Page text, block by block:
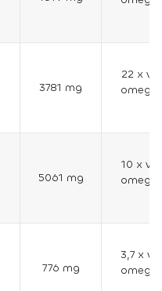
3781 mg
22 x
omega
5061 mg
10 x
omega
776 mg
3,7 x
omega